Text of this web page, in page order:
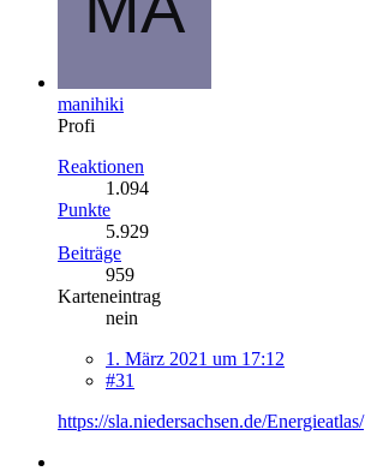
manihiki
Profi
Reaktionen
1.094
Punkte
5.929
Beiträge
959
Karteneintrag
nein
1. März 2021 um 17:12
#31
https://sla.niedersachsen.de/Energieatlas/